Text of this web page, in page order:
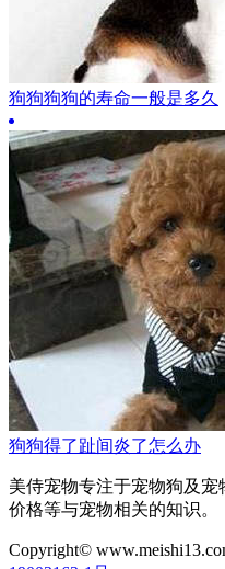
狗狗狗狗的寿命一般是多久
狗狗得了趾间炎了怎么办
美侍宠物专注于宠物狗及
价格等与宠物相关的知识。
Copyright©